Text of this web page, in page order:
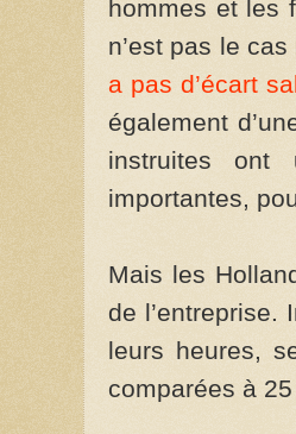
hommes et les
n’est pas le
a pas d’écart
également
instruites ont
importantes,
Mais les
de l’entreprise.
leurs heures,
comparées à